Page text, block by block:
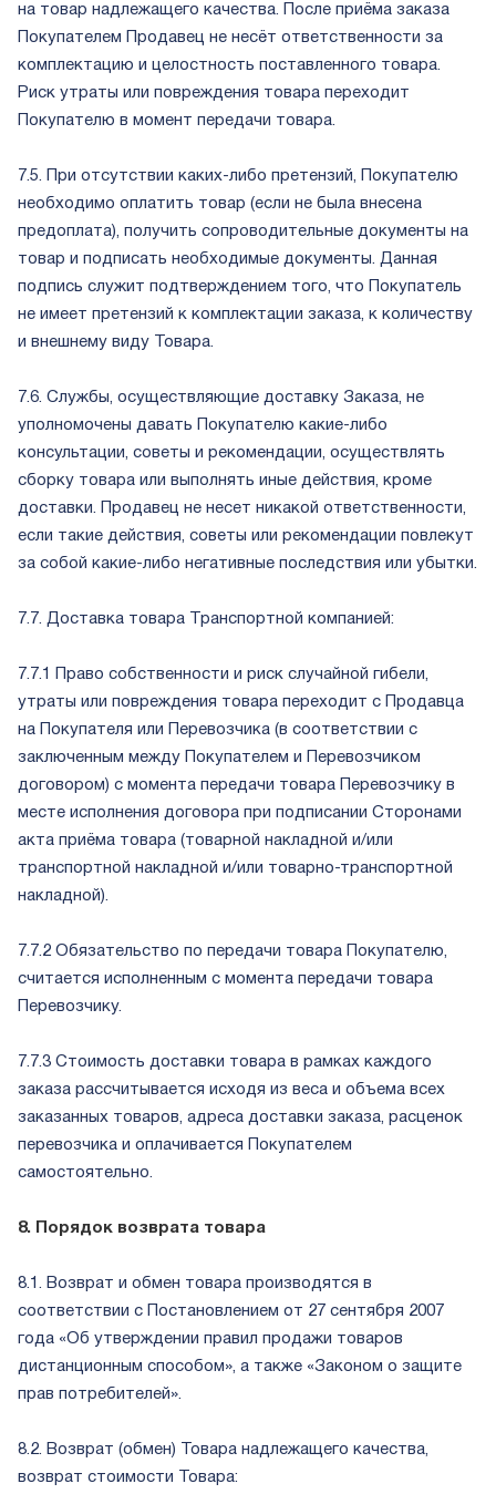
на товар надлежащего качества. После приёма заказа
Покупателем Продавец не несёт ответственности за
комплектацию и целостность поставленного товара.
Риск утраты или повреждения товара переходит
Покупателю в момент передачи товара.
7.5. При отсутствии каких-либо претензий, Покупателю
необходимо оплатить товар (если не была внесена
предоплата), получить сопроводительные документы на
товар и подписать необходимые документы. Данная
подпись служит подтверждением того, что Покупатель
не имеет претензий к комплектации заказа, к количеству
и внешнему виду Товара.
7.6. Службы, осуществляющие доставку Заказа, не
уполномочены давать Покупателю какие-либо
консультации, советы и рекомендации, осуществлять
сборку товара или выполнять иные действия, кроме
доставки. Продавец не несет никакой ответственности,
если такие действия, советы или рекомендации повлекут
за собой какие-либо негативные последствия или убытки.
7.7. Доставка товара Транспортной компанией:
7.7.1 Право собственности и риск случайной гибели,
утраты или повреждения товара переходит с Продавца
на Покупателя или Перевозчика (в соответствии с
заключенным между Покупателем и Перевозчиком
договором) с момента передачи товара Перевозчику в
месте исполнения договора при подписании Сторонами
акта приёма товара (товарной накладной и/или
транспортной накладной и/или товарно-транспортной
накладной).
7.7.2 Обязательство по передачи товара Покупателю,
считается исполненным с момента передачи товара
Перевозчику.
7.7.3 Стоимость доставки товара в рамках каждого
заказа рассчитывается исходя из веса и объема всех
заказанных товаров, адреса доставки заказа, расценок
перевозчика и оплачивается Покупателем
самостоятельно.
8. Порядок возврата товара
8.1. Возврат и обмен товара производятся в
соответствии с Постановлением от 27 сентября 2007
года «Об утверждении правил продажи товаров
дистанционным способом», а также «Законом о защите
прав потребителей».
8.2. Возврат (обмен) Товара надлежащего качества,
возврат стоимости Товара: